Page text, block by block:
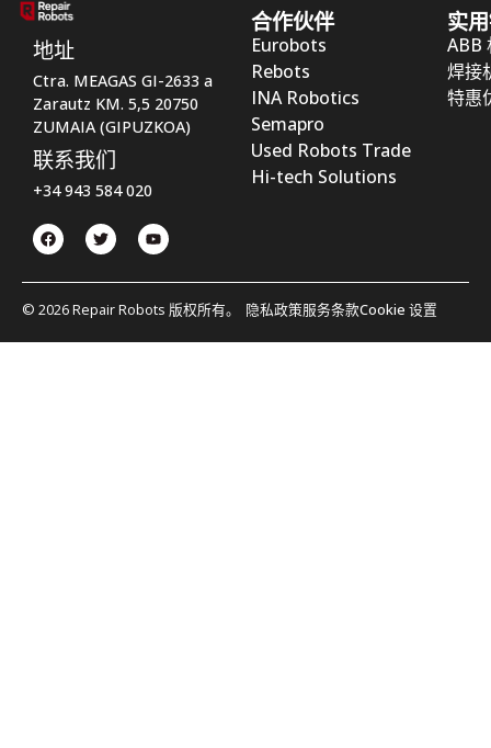
地址
Ctra. MEAGAS GI-2633 a
Zarautz KM. 5,5 20750
ZUMAIA (GIPUZKOA)
联系我们
+34 943 584 020
合作伙伴
Eurobots
Rebots
INA Robotics
Semapro
Used Robots Trade
Hi-tech Solutions
实
ABB
焊接
特惠
© 2026 Repair Robots 版权所有。 隐私政策服务条款Cookie 设置